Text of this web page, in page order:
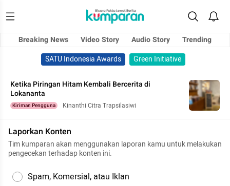
Breaking News Video Story Audio Story
Trending
SATU Indonesia Awards
Green Initiative
Ketika Piringan Hitam Kembali Bercerita di
Lokananta
Kiriman Pengguna Kinanthi Citra Trapsilasiwi
Laporkan Konten
Tim kumparan akan menggunakan laporan kamu untuk melakukan
pengecekan terhadap konten ini.
Spam, Komersial, atau Iklan